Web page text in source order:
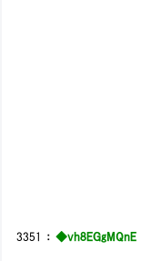
3351 ：◆vh8EGgMQnE